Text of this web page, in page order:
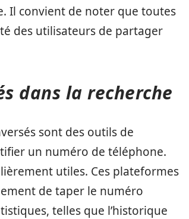
Il convient de noter que toutes
des utilisateurs de partager
dans la recherche
sont des outils de
un numéro de téléphone.
utiles. Ces plateformes
de taper le numéro
telles que l’historique